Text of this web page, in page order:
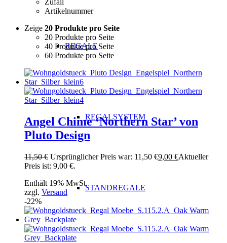
REGALE
REGALSYSTEM
STANDREGALE
Artikelnummer
Zeige 20 Produkte pro Seite
20 Produkte pro Seite
40 Produkte pro Seite
60 Produkte pro Seite
Angel Chime ‘Northern Star’ von
Pluto Design
11,50€ Ursprünglicher Preis war: 11,50 €9,00 €Aktueller
Preis ist: 9,00 €.
Enthält 19% MwSt.
zzgl. Versand
-22%